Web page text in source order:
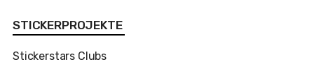
STICKERPROJEKTE
Stickerstars Clubs